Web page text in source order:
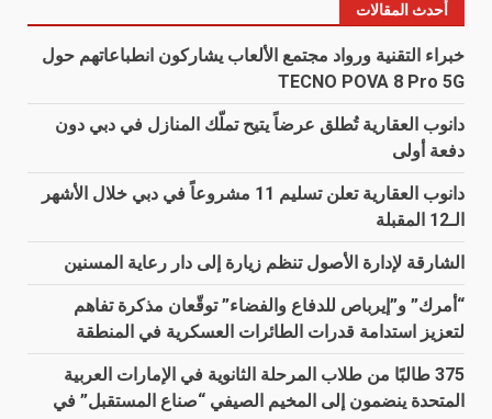
أحدث المقالات
خبراء التقنية ورواد مجتمع الألعاب يشاركون انطباعاتهم حول
TECNO POVA 8 Pro 5G
دانوب العقارية تُطلق عرضاً يتيح تملّك المنازل في دبي دون
دفعة أولى
دانوب العقارية تعلن تسليم 11 مشروعاً في دبي خلال الأشهر
الـ12 المقبلة
الشارقة لإدارة الأصول تنظم زيارة إلى دار رعاية المسنين
“أمرك” و”إيرباص للدفاع والفضاء” توقّعان مذكرة تفاهم
لتعزيز استدامة قدرات الطائرات العسكرية في المنطقة
375 طالبًا من طلاب المرحلة الثانوية في الإمارات العربية
المتحدة ينضمون إلى المخيم الصيفي “صناع المستقبل” في